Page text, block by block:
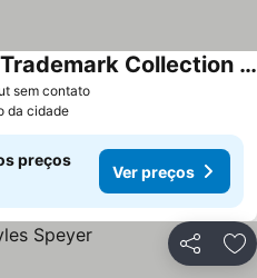
sem contato
Amedia Plaza Speyer, Trademark Collection by Wyndham
da cidade
preços
Ver preços
Partilhar